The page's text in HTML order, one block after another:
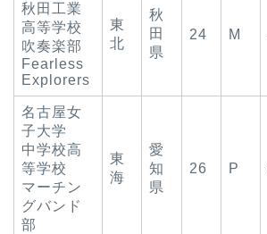
秋田工業
高等学校
吹奏楽部
Fearless
Explorers
東
北
秋
田
県
24 M
名古屋女
子大学
中学校高
等学校
マーチン
グバンド
部
東
海
愛
知
県
26 P